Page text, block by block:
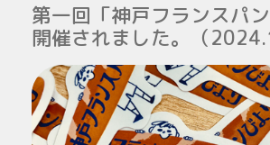
第一回「神戸フランスパ
開催されました。（